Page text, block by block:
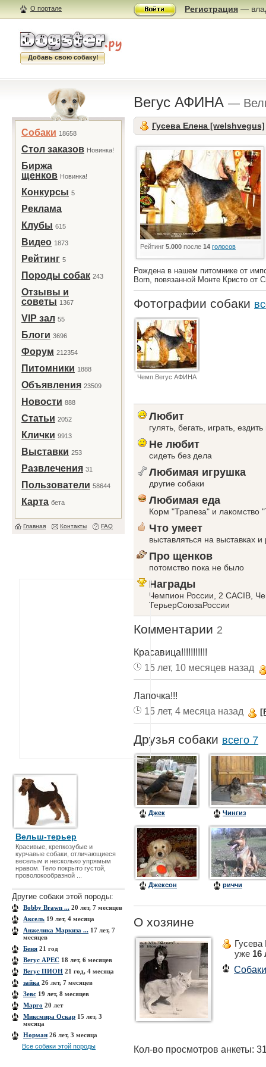
О портале Регистрация —
Добавь свою собаку!
Собаки 18658
Стол заказов Новинка!
Биржа
щенков Новинка!
Конкурсы 5
Реклама
Клубы 615
Видео 1873
Рейтинг 5
Породы собак 243
Отзывы и
советы 1367
VIP зал 55
Блоги 3696
Форум 212354
Питомники 1888
Объявления 23509
Новости 888
Статьи 2052
Клички 9913
Выставки 253
Развлечения 31
Пользователи 58644
Карта бета
Главная Контакты FAQ
Вельш-терьер
Красивые, крепкозубые и
курчавые собаки, отличающиеся
веселым и несколько упрямым
нравом. Тело покрыто густой,
проволокообразной ...
Другие собаки этой породы:
Bobby Brawn ... 20 лет, 7 месяцев
Аксель 19 лет, 4 месяца
Анжелика Маркиза ... 17 лет, 7
месяцев
Беня 21 год
Вегус АРЕС 18 лет, 6 месяцев
Вегус ПИОН 21 год, 4 месяца
зайка 26 лет, 7 месяцев
Зевс 19 лет, 8 месяцев
Марго 20 лет
Миксмира Оскар 15 лет, 3
месяца
Норман 26 лет, 3 месяца
Все собаки этой породы
Вегус АФИНА —
Гусева Елена [welshvegus]
Рейтинг 5.000 после 14 голосов
Рождена в нашем питомнике от
Born, повязанной Монте Кристо от
Фотографии собаки
Чемп.Вегус АФИНА
Любит
гулять, бегать, играть,
Не любит
сидеть без дела
Любимая игрушка
другие собаки
Любимая еда
Корм "Трапеза" и лакомство
Что умеет
выставляться на выставках
Про щенков
потомство пока не было
Награды
Чемпион России, 2 CACIB,
ТерьерСоюзаРоссии
Комментарии 2
Красавица!!!!!!!!!!!
15 лет, 10 месяцев назад
Лапочка!!!
15 лет, 4 месяца назад
Друзья собаки всего 7
Джек Чингиз
Джексон риччи
О хозяине
уже 16
Собаки
Кол-во просмотров анкеты: